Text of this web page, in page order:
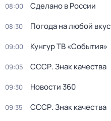
08:00 Сделано в России
08:30 Погода на любой вкус
09:00 Кунгур ТВ «События»
09:05 СССР. Знак качества
09:30 Новости 360
09:35 СССР. Знак качества